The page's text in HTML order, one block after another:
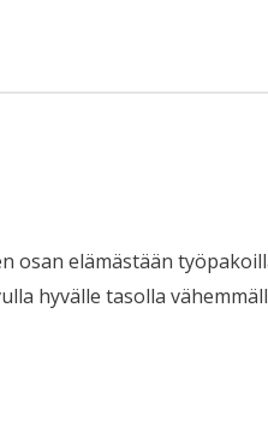
elämästään
hyvälle tasolla